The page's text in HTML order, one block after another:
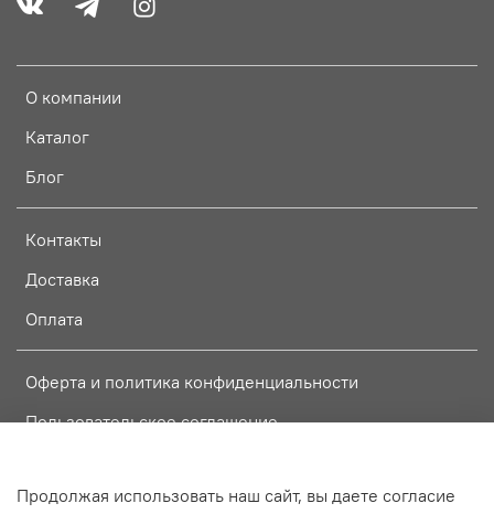
О компании
Каталог
Блог
Контакты
Доставка
Оплата
Оферта и политика конфиденциальности
Пользовательское соглашение
Продолжая использовать наш сайт, вы даете согласие